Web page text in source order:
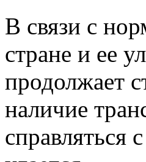
В связи с
стране и ее
продолжает
наличие
справляться